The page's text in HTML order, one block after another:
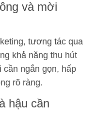
và mời
tương tác qua
khả năng thu hút
cần ngắn gọn, hấp
rõ ràng.
hậu cần